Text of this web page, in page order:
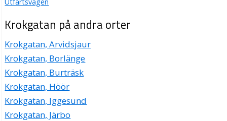
Krokgatan på andra orter
Krokgatan, Arvidsjaur
Krokgatan, Borlänge
Krokgatan, Burträsk
Krokgatan, Höör
Krokgatan, Iggesund
Krokgatan, Järbo